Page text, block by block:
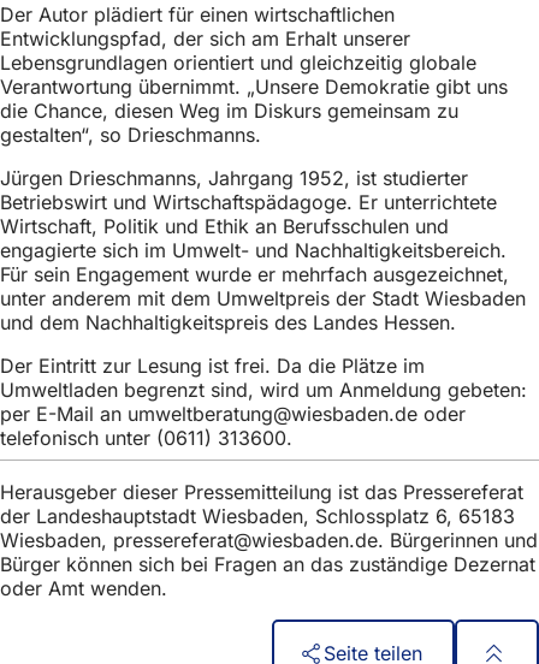
Der Autor plädiert für einen wirtschaftlichen
Entwicklungspfad, der sich am Erhalt unserer
Lebensgrundlagen orientiert und gleichzeitig globale
Verantwortung übernimmt. „Unsere Demokratie gibt uns
die Chance, diesen Weg im Diskurs gemeinsam zu
gestalten“, so Drieschmanns.
Jürgen Drieschmanns, Jahrgang 1952, ist studierter
Betriebswirt und Wirtschaftspädagoge. Er unterrichtete
Wirtschaft, Politik und Ethik an Berufsschulen und
engagierte sich im Umwelt- und Nachhaltigkeitsbereich.
Für sein Engagement wurde er mehrfach ausgezeichnet,
unter anderem mit dem Umweltpreis der Stadt Wiesbaden
und dem Nachhaltigkeitspreis des Landes Hessen.
Der Eintritt zur Lesung ist frei. Da die Plätze im
Umweltladen begrenzt sind, wird um Anmeldung gebeten:
per E-Mail an umweltberatung wiesbaden de oder
telefonisch unter (0611) 313600.
Herausgeber dieser Pressemitteilung ist das Pressereferat
der Landeshauptstadt Wiesbaden, Schlossplatz 6, 65183
Wiesbaden, pressereferat wiesbaden de. Bürgerinnen und
Bürger können sich bei Fragen an das zuständige Dezernat
oder Amt wenden.
Seite teilen